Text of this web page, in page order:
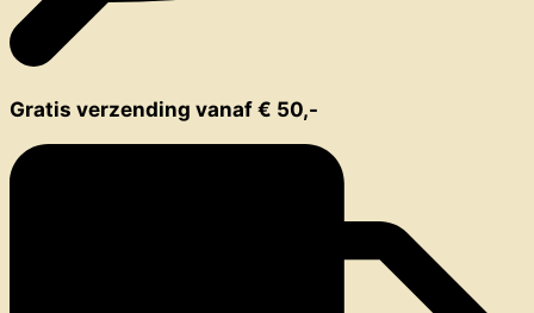
Gratis verzending vanaf € 50,-